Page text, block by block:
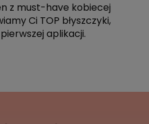
z must-have kobiecej
Ci TOP błyszczyki,
aplikacji.